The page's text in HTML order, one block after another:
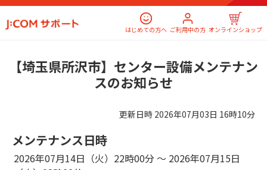
はじめての方へ ご利用中の方 オンラインショップ
【埼玉県所沢市】センター設備メンテナン
スのお知らせ
更新日時 2026年07月03日 16時10分
メンテナンス日時
2026年07月14日（火）22時00分 ～ 2026年07月15日